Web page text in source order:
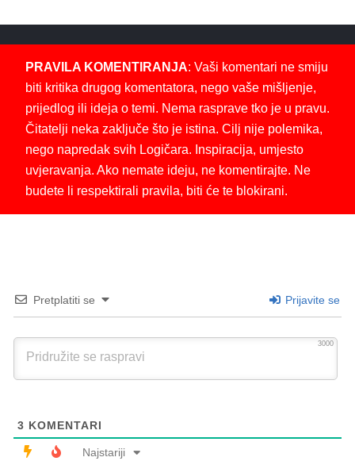
PRAVILA KOMENTIRANJA: Vaši komentari ne smiju
biti kritika drugog komentatora, nego vaše mišljenje,
prijedlog ili ideja o temi. Nema rasprave tko je u pravu.
Čitatelji neka zaključe što je istina. Cilj nije polemika,
nego napredak svih Logičara. Inspiracija, umjesto
uvjeravanja. Ako nemate ideju, ne komentirajte. Ne
budete li respektirali pravila, biti će te blokirani.
Pretplatiti se Prijavite se
3000
3 KOMENTARI
Najstariji